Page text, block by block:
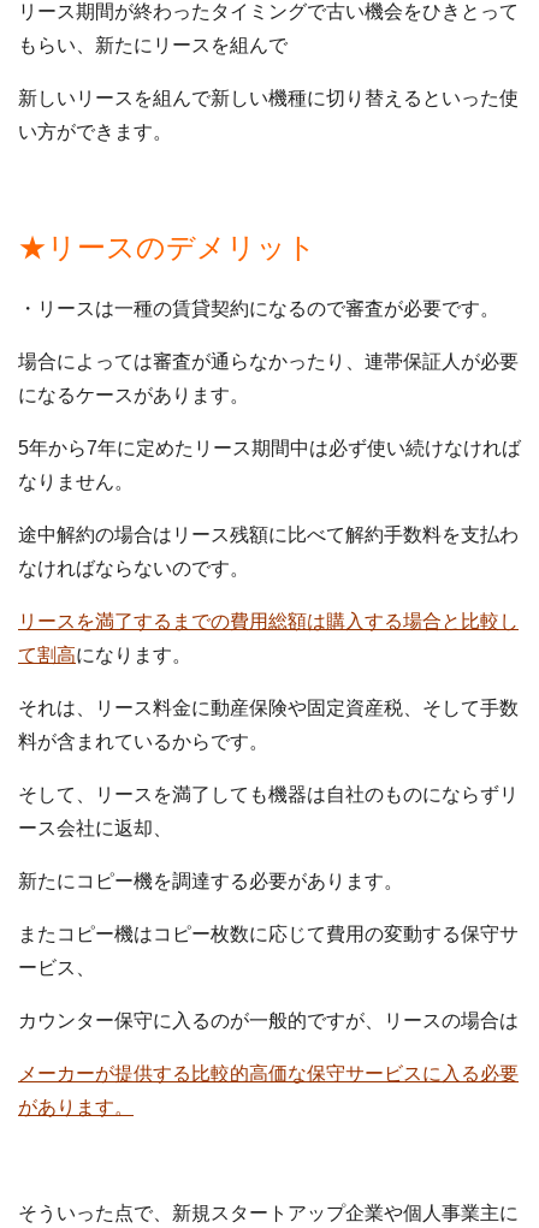
リース期間が終わったタイミングで古い機会をひきとって
もらい、新たにリースを組んで
新しいリースを組んで新しい機種に切り替えるといった使
い方ができます。
★リースのデメリット
・リースは一種の賃貸契約になるので審査が必要です。
場合によっては審査が通らなかったり、連帯保証人が必要
になるケースがあります。
5年から7年に定めたリース期間中は必ず使い続けなければ
なりません。
途中解約の場合はリース残額に比べて解約手数料を支払わ
なければならないのです。
リースを満了するまでの費用総額は購入する場合と比較し
て割高になります。
それは、リース料金に動産保険や固定資産税、そして手数
料が含まれているからです。
そして、リースを満了しても機器は自社のものにならずリ
ース会社に返却、
新たにコピー機を調達する必要があります。
またコピー機はコピー枚数に応じて費用の変動する保守サ
ービス、
カウンター保守に入るのが一般的ですが、リースの場合は
メーカーが提供する比較的高価な保守サービスに入る必要
があります。
そういった点で、新規スタートアップ企業や個人事業主に